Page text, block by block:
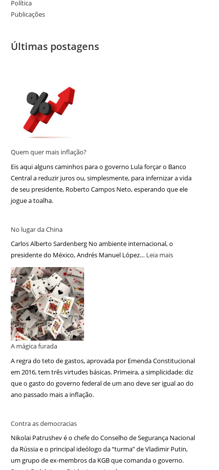
Política
Publicações
Últimas postagens
Quem quer mais inflação?
Eis aqui alguns caminhos para o governo Lula forçar o Banco
Central a reduzir juros ou, simplesmente, para infernizar a vida
de seu presidente, Roberto Campos Neto, esperando que ele
jogue a toalha.
No lugar da China
Carlos Alberto Sardenberg No ambiente internacional, o
presidente do México, Andrés Manuel López… Leia mais
A mágica furada
A regra do teto de gastos, aprovada por Emenda Constitucional
em 2016, tem três virtudes básicas. Primeira, a simplicidade: diz
que o gasto do governo federal de um ano deve ser igual ao do
ano passado mais a inflação.
Contra as democracias
Nikolai Patrushev é o chefe do Conselho de Segurança Nacional
da Rússia e o principal ideólogo da “turma” de Vladimir Putin,
um grupo de ex-membros da KGB que comanda o governo.